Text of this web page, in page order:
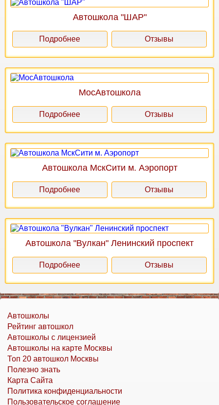
Автошкола "ШАР"
Подробнее Отзывы
МосАвтошкола
Подробнее Отзывы
Автошкола МскСити м. Аэропорт
Подробнее Отзывы
Автошкола "Вулкан" Ленинский проспект
Подробнее Отзывы
Автошколы
Рейтинг автошкол
Автошколы с лицензией
Автошколы на карте Москвы
Топ 20 автошкол Москвы
Полезно знать
Карта Сайта
Политика конфиденциальности
Пользовательское соглашение